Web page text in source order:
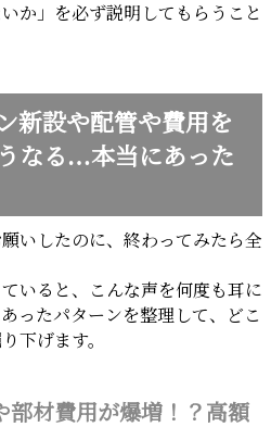
か」を必ず説明してもらうこと
新設や配管や費用を
なる…本当にあった
いしたのに、終わってみたら全
いると、こんな声を何度も耳に
ったパターンを整理して、どこ
下げます。
部材費用が爆増！？高額